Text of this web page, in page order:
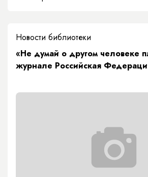
Новости библиотеки
«Не думай о другом человеке
журнале Российская